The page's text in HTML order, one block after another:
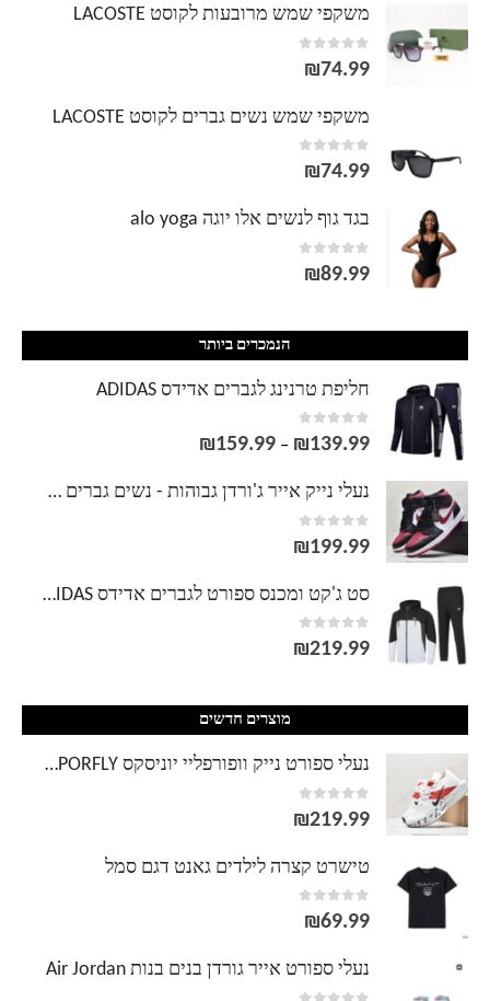
משקפי שמש מרובעות לקוסט LACOSTE
0
out of 5
₪74.99
משקפי שמש נשים גברים לקוסט LACOSTE
0
out of 5
₪74.99
בגד גוף לנשים אלו יוגה alo yoga
0
out of 5
₪89.99
הנמכרים ביותר
חליפת טרנינג לגברים אדידס ADIDAS
0
out of 5
₪139.99
–
₪159.99
נעלי נייק אייר ג'ורדן גבוהות - נשים גברים NIKE AIR JORDAN
0
out of 5
₪199.99
סט ג'קט ומכנס ספורט לגברים אדידס ADIDAS
0
out of 5
₪219.99
מוצרים חדשים
נעלי ספורט נייק וופורפליי יוניסקס NIKE VAPORFLY
0
out of 5
₪219.99
טישרט קצרה לילדים גאנט דגם סמל
0
out of 5
₪69.99
נעלי ספורט אייר גורדן בנים בנות Air Jordan